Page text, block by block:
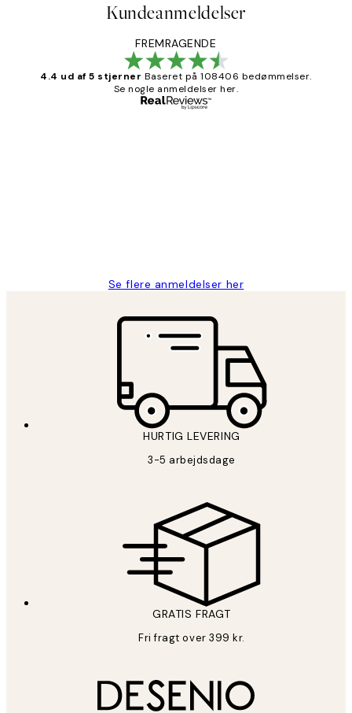
Kundeanmeldelser
FREMRAGENDE
4.4 ud af 5 stjerner Baseret på 108406 bedømmelser.
Se nogle anmeldelser her.
Se flere anmeldelser her
HURTIG LEVERING
3-5 arbejdsdage
GRATIS FRAGT
Fri fragt over 399 kr.